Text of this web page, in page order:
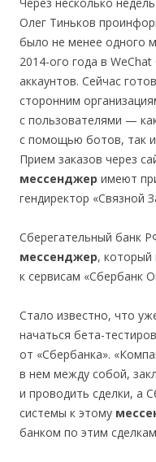
Олег Тиньков
было не менее одного
2014-ого года в
аккаунтов. Сейчас
сторонним
с пользователями —
с помощью ботов, так
Прием заказов через
мессенджер имеют
гендиректор «Связной
Сберегательный банк
мессенджер, который
к сервисам «Сбербанк
Стало известно, что
начаться бета-
от «Сбербанка».
в нем между собой,
и проводить сделки, а
системы к этому
банком по этим